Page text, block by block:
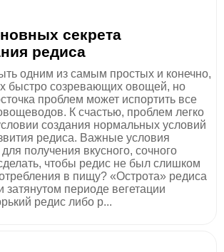
секрета
редиса
одним из самым простых и конечно,
быстро созревающих овощей, но
проблем может испортить все
К счастью, проблем легко
создания нормальных условий
редиса. Важные условия
получения вкусного, сочного
чтобы редис не был слишком
в пищу? «Острота» редиса
затянутом периоде вегетации
редис либо р...